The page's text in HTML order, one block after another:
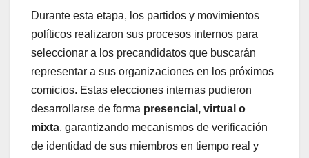
Durante esta etapa, los partidos y movimientos
políticos realizaron sus procesos internos para
seleccionar a los precandidatos que buscarán
representar a sus organizaciones en los próximos
comicios. Estas elecciones internas pudieron
desarrollarse de forma presencial, virtual o
mixta, garantizando mecanismos de verificación
de identidad de sus miembros en tiempo real y